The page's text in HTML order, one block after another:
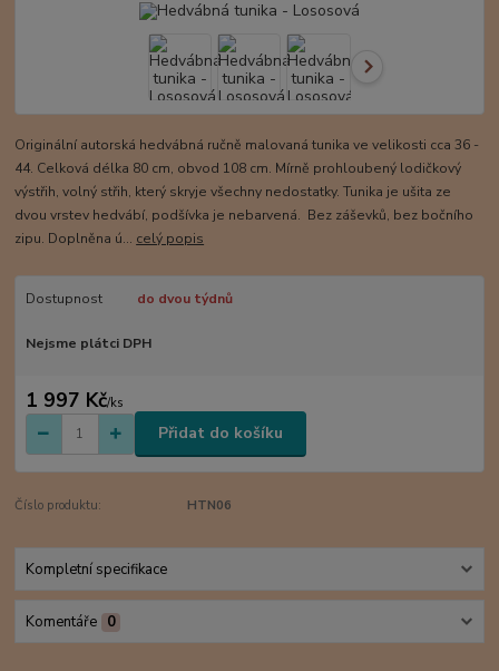
Originální autorská hedvábná ručně malovaná tunika ve velikosti cca 36 -
44. Celková délka 80 cm, obvod 108 cm. Mírně prohloubený lodičkový
výstřih, volný střih, který skryje všechny nedostatky. Tunika je ušita ze
dvou vrstev hedvábí, podšívka je nebarvená. Bez záševků, bez bočního
zipu. Doplněna ú... celý popis
Dostupnost do dvou týdnů
Nejsme plátci DPH
1 997 Kč/ks
Přidat do košíku
Číslo produktu: HTN06
Kompletní specifikace
Komentáře 0